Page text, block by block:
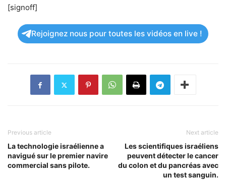
[signoff]
Rejoignez nous pour toutes les vidéos en live !
Previous article
La technologie israélienne a
navigué sur le premier navire
commercial sans pilote.
Next article
Les scientifiques israéliens
peuvent détecter le cancer
du colon et du pancréas avec
un test sanguin.